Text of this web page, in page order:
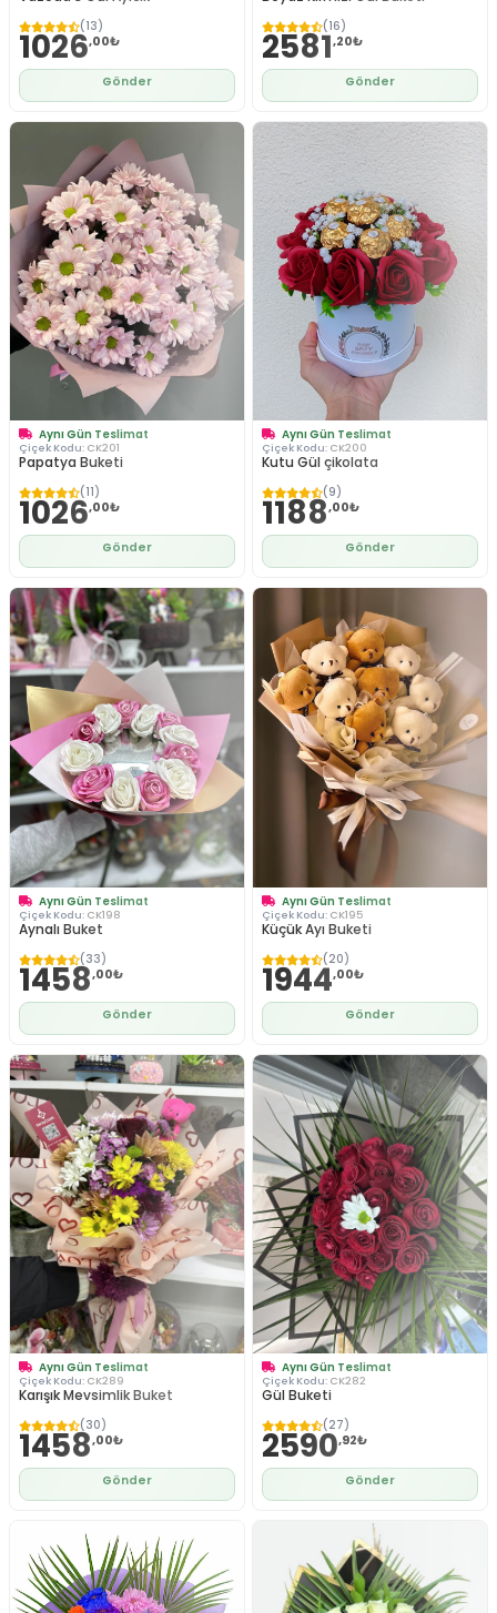
(13)
1026,00₺
Gönder
(16)
2581,20₺
Gönder
Aynı Gün Teslimat
Çiçek Kodu: CK201
Papatya Buketi
(11)
1026,00₺
Gönder
Aynı Gün Teslimat
Çiçek Kodu: CK200
Kutu Gül çikolata
(9)
1188,00₺
Gönder
Aynı Gün Teslimat
Çiçek Kodu: CK198
Aynalı Buket
(33)
1458,00₺
Gönder
Aynı Gün Teslimat
Çiçek Kodu: CK195
Küçük Ayı Buketi
(20)
1944,00₺
Gönder
Aynı Gün Teslimat
Çiçek Kodu: CK289
Karışık Mevsimlik Buket
(30)
1458,00₺
Gönder
Aynı Gün Teslimat
Çiçek Kodu: CK282
Gül Buketi
(27)
2590,92₺
Gönder